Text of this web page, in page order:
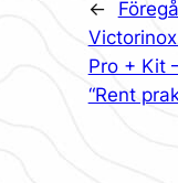
←
Pro + Kit
“Rent